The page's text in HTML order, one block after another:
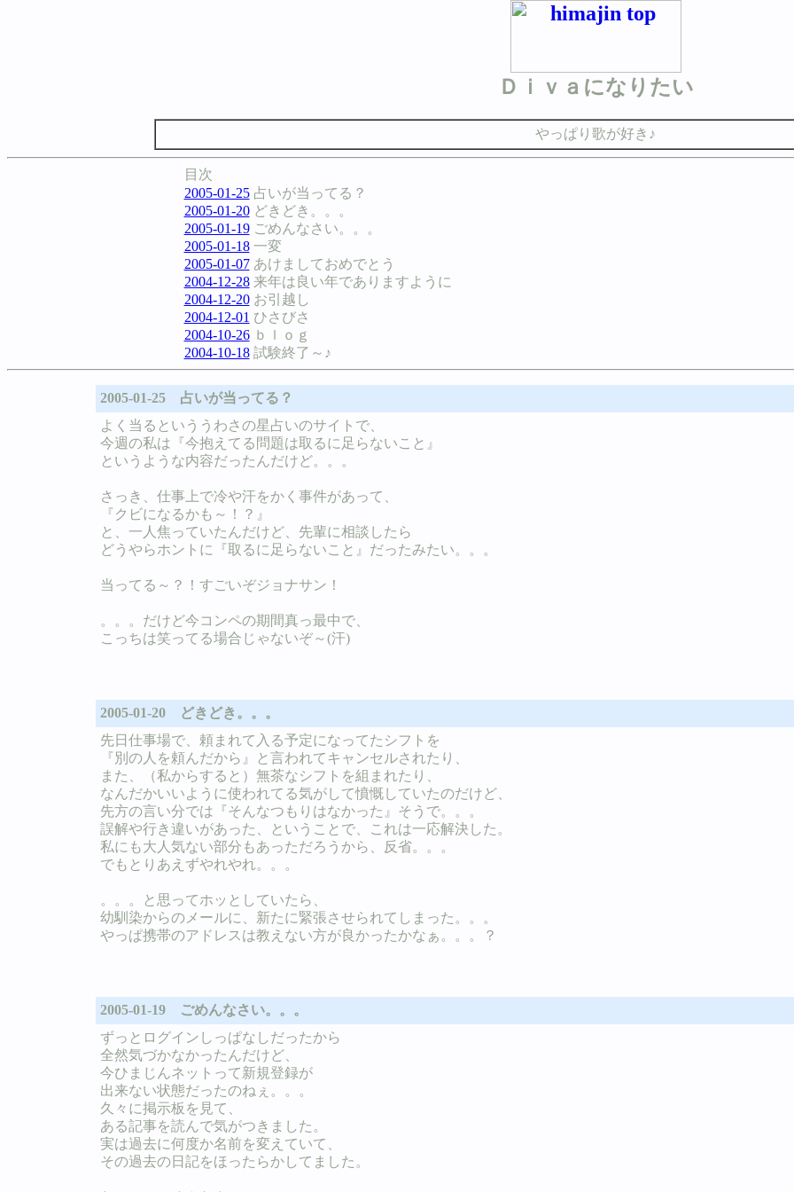
Ｄｉｖａになりたい
やっぱり歌が好き♪
目次
2005-01-25占いが当ってる？
2005-01-20どきどき。。。
2005-01-19ごめんなさい。。。
2005-01-18一変
2005-01-07あけましておめでとう
2004-12-28来年は良い年でありますように
2004-12-20お引越し
2004-12-01 ひさびさ
2004-10-26ｂｌｏｇ
2004-10-18試験終了～♪
2005-01-25 占いが当ってる？
よく当るといううわさの星占いのサイトで、
今週の私は『今抱えてる問題は取るに足らないこと』
というような内容だったんだけど。。。
さっき、仕事上で冷や汗をかく事件があって、
『クビになるかも～！？』
と、一人焦っていたんだけど、先輩に相談したら
どうやらホントに『取るに足らないこと』だったみたい。。。
当ってる～？！すごいぞジョナサン！
。。。だけど今コンペの期間真っ最中で、
こっちは笑ってる場合じゃないぞ～(汗)
2005-01-20 どきどき。。。
先日仕事場で、頼まれて入る予定になってたシフトを
『別の人を頼んだから』と言われてキャンセルされたり、
また、（私からすると）無茶なシフトを組まれたり、
なんだかいいように使われてる気がして憤慨していたのだけど、
先方の言い分では『そんなつもりはなかった』そうで。。。
誤解や行き違いがあった、ということで、これは一応解決した。
私にも大人気ない部分もあっただろうから、反省。。。
でもとりあえずやれやれ。。。
。。。と思ってホッとしていたら、
幼馴染からのメールに、新たに緊張させられてしまった。。。
やっぱ携帯のアドレスは教えない方が良かったかなぁ。。。？
2005-01-19 ごめんなさい。。。
ずっとログインしっぱなしだったから
全然気づかなかったんだけど、
今ひまじんネットって新規登録が
出来ない状態だったのねぇ。。。
久々に掲示板を見て、
ある記事を読んで気がつきました。
実は過去に何度か名前を変えていて、
その過去の日記をほったらかしてました。